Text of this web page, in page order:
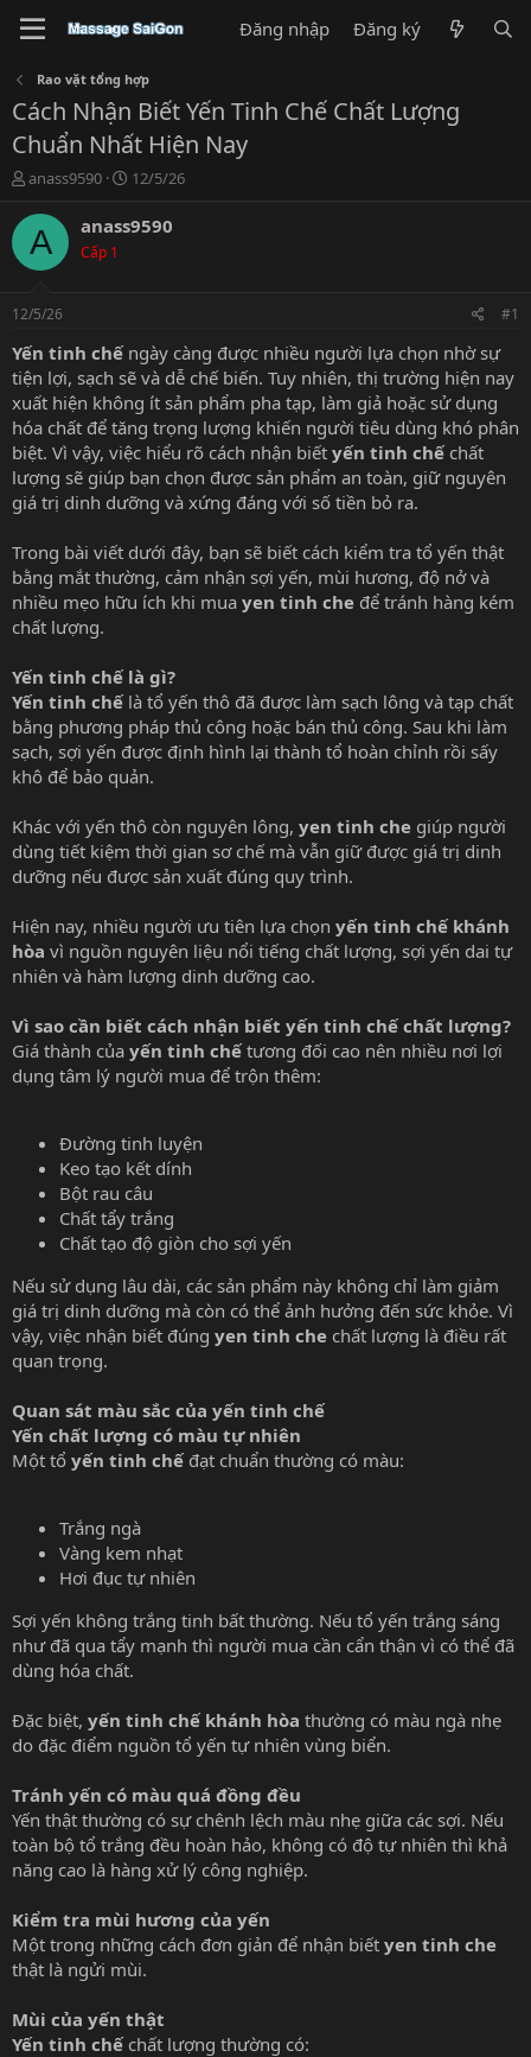
Đăng nhập Đăng ký
Rao vặt tổng hợp
Cách Nhận Biết Yến Tinh Chế Chất Lượng
Chuẩn Nhất Hiện Nay
T
r
e
a
s
t
a
r
t
e
r
anass9590
N
à
12/5/26
A anass9590
Cấp 1
12/5/26 #1
Yến tinh chếngày càng được nhiều người lựa chọn nhờ sự
tiện lợi, sạch sẽ và dễ chế biến. Tuy nhiên, thị trường hiện nay
xuất hiện không ít sản phẩm pha tạp, làm giả hoặc sử dụng
hóa chất để tăng trọng lượng khiến người tiêu dùng khó phân
biệt. Vì vậy, việc hiểu rõ cách nhận biết yến tinh chếchất
lượng sẽ giúp bạn chọn được sản phẩm an toàn, giữ nguyên
giá trị dinh dưỡng và xứng đáng với số tiền bỏ ra.
Trong bài viết dưới đây, bạn sẽ biết cách kiểm tra tổ yến thật
bằng mắt thường, cảm nhận sợi yến, mùi hương, độ nở và
nhiều mẹo hữu ích khi mua yen tinh che để tránh hàng kém
chất lượng.
Yến tinh chế là gì?
Yến tinh chếlà tổ yến thô đã được làm sạch lông và tạp chất
bằng phương pháp thủ công hoặc bán thủ công. Sau khi làm
sạch, sợi yến được định hình lại thành tổ hoàn chỉnh rồi sấy
khô để bảo quản.
Khác với yến thô còn nguyên lông, yen tinh che giúp người
dùng tiết kiệm thời gian sơ chế mà vẫn giữ được giá trị dinh
dưỡng nếu được sản xuất đúng quy trình.
Hiện nay, nhiều người ưu tiên lựa chọn yến tinh chế khánh
hòa vì nguồn nguyên liệu nổi tiếng chất lượng, sợi yến dai tự
nhiên và hàm lượng dinh dưỡng cao.
Vì sao cần biết cách nhận biết yến tinh chế chất lượng?
Giá thành của yến tinh chếtương đối cao nên nhiều nơi lợi
dụng tâm lý người mua để trộn thêm:
Đường tinh luyện
Keo tạo kết dính
Bột rau câu
Chất tẩy trắng
Chất tạo độ giòn cho sợi yến
Nếu sử dụng lâu dài, các sản phẩm này không chỉ làm giảm
giá trị dinh dưỡng mà còn có thể ảnh hưởng đến sức khỏe. Vì
vậy, việc nhận biết đúng yen tinh che chất lượng là điều rất
quan trọng.
Quan sát màu sắc của yến tinh chế
Yến chất lượng có màu tự nhiên
Một tổ yến tinh chếđạt chuẩn thường có màu:
Trắng ngà
Vàng kem nhạt
Hơi đục tự nhiên
Sợi yến không trắng tinh bất thường. Nếu tổ yến trắng sáng
như đã qua tẩy mạnh thì người mua cần cẩn thận vì có thể đã
dùng hóa chất.
Đặc biệt, yến tinh chế khánh hòa thường có màu ngà nhẹ
do đặc điểm nguồn tổ yến tự nhiên vùng biển.
Tránh yến có màu quá đồng đều
Yến thật thường có sự chênh lệch màu nhẹ giữa các sợi. Nếu
toàn bộ tổ trắng đều hoàn hảo, không có độ tự nhiên thì khả
năng cao là hàng xử lý công nghiệp.
Kiểm tra mùi hương của yến
Một trong những cách đơn giản để nhận biết yen tinh che
thật là ngửi mùi.
Mùi của yến thật
Yến tinh chếchất lượng thường có: